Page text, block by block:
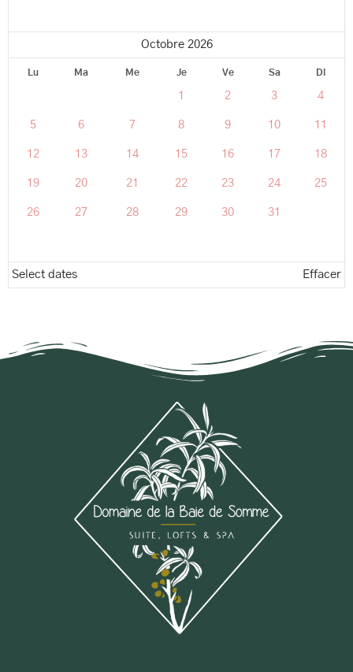
Octobre 2026
Lu Ma Me Je Ve Sa Di
1 2 3 4
5 6 7 8 9 10 11
12 13 14 15 16 17 18
19 20 21 22 23 24 25
26 27 28 29 30 31
Select dates Effacer